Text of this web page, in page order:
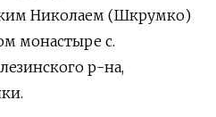
Николаем (Шкрумко)
монастыре с.
р-на,